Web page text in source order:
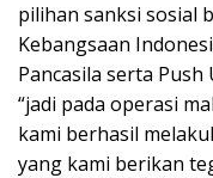
pilihan sanksi sosial
Kebangsaan
Pancasila serta
“jadi pada operasi
kami berhasil
yang kami berikan